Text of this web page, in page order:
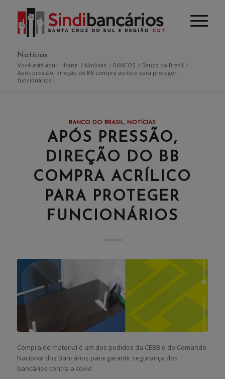
Notícias
Você está aqui: Home / Notícias / BANCOS / Banco do Brasil /
Após pressão, direção do BB compra acrílico para proteger
funcionários...
BANCO DO BRASIL, NOTÍCIAS
APÓS PRESSÃO,
DIREÇÃO DO BB
COMPRA ACRÍLICO
PARA PROTEGER
FUNCIONÁRIOS
Compra de material é um dos pedidos da CEBB e do Comando
Nacional dos Bancários para garantir segurança dos
bancários contra a covid